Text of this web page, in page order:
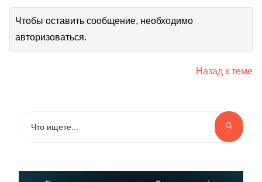
Чтобы оставить сообщение, необходимо
авторизоваться.
Назад к теме